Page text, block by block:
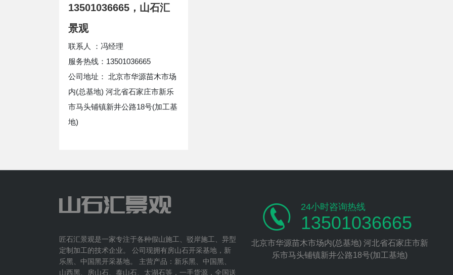
13501036665，山石汇
景观
联系人 ：冯经理
服务热线：13501036665
公司地址： 北京市华源苗木市场
内(总基地) 河北省石家庄市新乐
市马头铺镇新井公路18号(加工基
地)
匠石汇景观是一家专注于各种假山施工、驳岸施工、异型
定制加工的技术企业。 公司现拥有房山石开采基地，新
乐黑、中国黑开采基地。 主营产品：新乐黑、中国黑、
山西黑、房山石、泰山石、太湖石等，一手货源，全国送
24小时咨询热线
13501036665
北京市华源苗木市场内(总基地) 河北省石家庄市新
乐市马头铺镇新井公路18号(加工基地)